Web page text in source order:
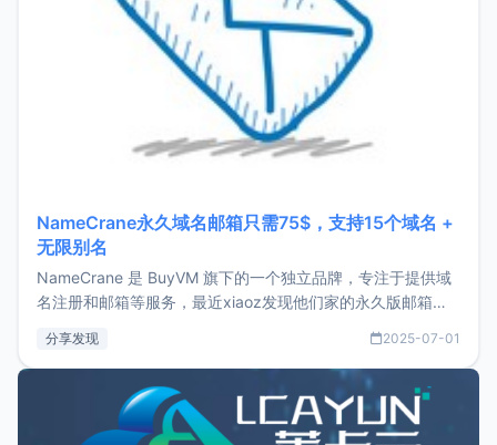
NameCrane永久域名邮箱只需75$，支持15个域名 +
无限别名
NameCrane 是 BuyVM 旗下的一个独立品牌，专注于提供域
名注册和邮箱等服务，最近xiaoz发现他们家的永久版邮箱服
又实惠的域名邮箱，不妨尝试一下 NameCrane。注册
NameCraneNameCrane不支持直接注册，必须要购买
分享发现 2025-07-01